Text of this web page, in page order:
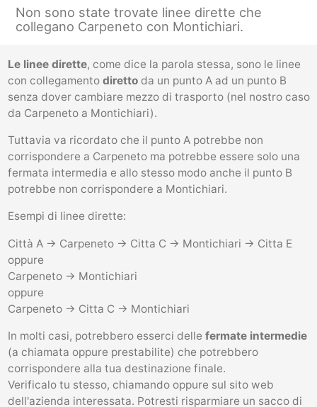
Non sono state trovate linee dirette che
collegano Carpeneto con Montichiari.
Le linee dirette, come dice la parola stessa, sono le linee
con collegamento direttoda un punto A ad un punto B
senza dover cambiare mezzo di trasporto (nel nostro caso
da Carpeneto a Montichiari).
Tuttavia va ricordato che il punto A potrebbe non
corrispondere a Carpeneto ma potrebbe essere solo una
fermata intermedia e allo stesso modo anche il punto B
potrebbe non corrispondere a Montichiari.
Esempi di linee dirette:
Città A -> Carpeneto -> Citta C -> Montichiari -> Citta E
oppure
Carpeneto -> Montichiari
oppure
Carpeneto -> Citta C -> Montichiari
In molti casi, potrebbero esserci delle fermate intermedie
(a chiamata oppure prestabilite) che potrebbero
corrispondere alla tua destinazione finale.
Verificalo tu stesso, chiamando oppure sul sito web
dell'azienda interessata. Potresti risparmiare un sacco di